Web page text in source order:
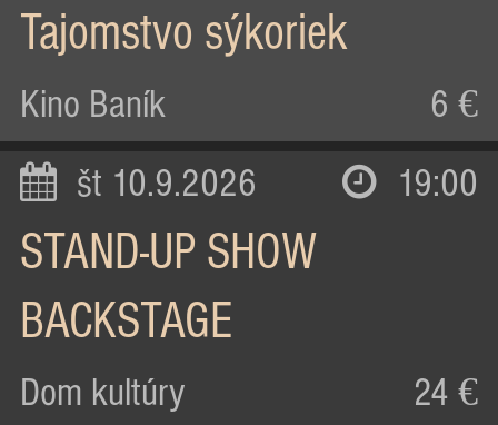
Tajomstvo sýkoriek
Kino Baník 6 €
št 10.9.2026 19:00
STAND-UP SHOW
BACKSTAGE
Dom kultúry 24 €